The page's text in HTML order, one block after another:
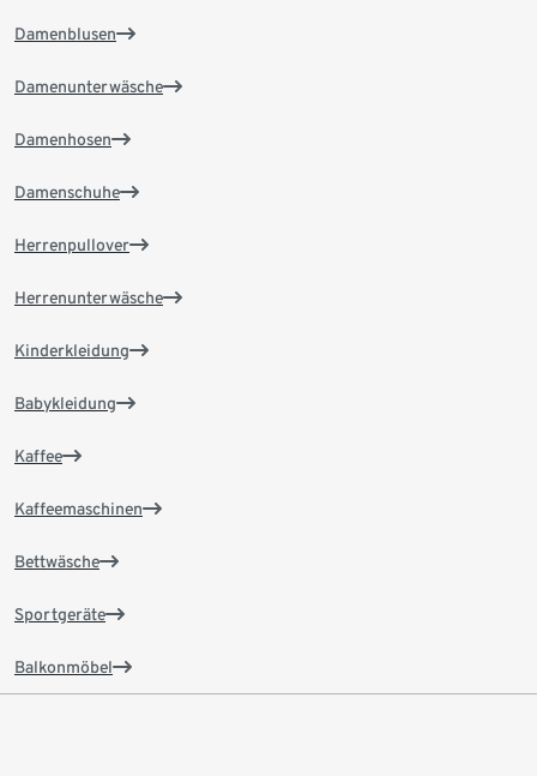
Damenblusen
Damenunterwäsche
Damenhosen
Damenschuhe
Herrenpullover
Herrenunterwäsche
Kinderkleidung
Babykleidung
Kaffee
Kaffeemaschinen
Bettwäsche
Sportgeräte
Balkonmöbel